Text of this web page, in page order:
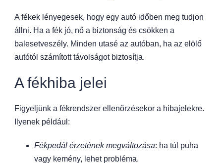
A fékek lényegesek, hogy egy autó időben meg tudjon
állni. Ha a fék jó, nő a biztonság és csökken a
balesetveszély. Minden utasé az autóban, ha az elölő
autótól számított távolságot biztosítja.
A fékhiba jelei
Figyeljünk a fékrendszer ellenőrzésekor a hibajelekre.
Ilyenek például:
Fékpedál érzetének megváltozása: ha túl puha
vagy kemény, lehet probléma.